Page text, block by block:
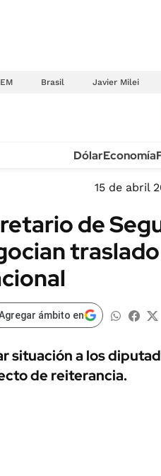
Brasil Javier Milei
MÉXICO
MUNDO
AUTOS
DólarEconomía
15 de abril
de
ámbito en
situación a los
de reiterancia.